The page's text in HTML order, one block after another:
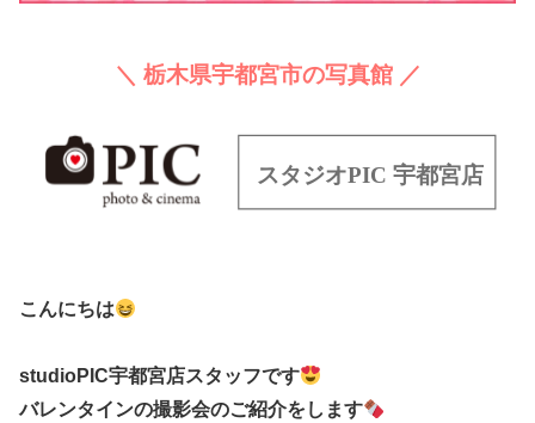
＼ 栃木県宇都宮市の写真館 ／
こんにちは
studioPIC宇都宮店スタッフです
バレンタインの撮影会のご紹介をします